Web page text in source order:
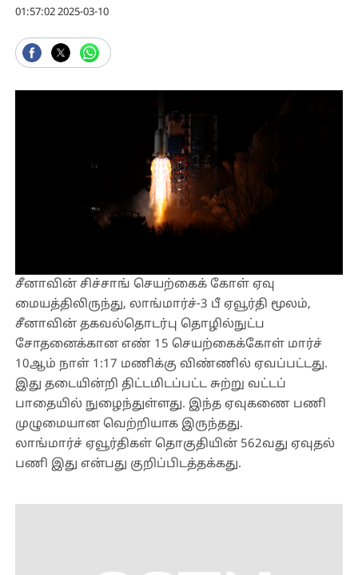
01:57:02 2025-03-10
சீனாவின் சிச்சாங் செயற்கைக் கோள் ஏவு
மையத்திலிருந்து, லாங்மார்ச்-3 பீ ஏவூர்தி மூலம்,
சீனாவின் தகவல்தொடர்பு தொழில்நுட்ப
சோதனைக்கான எண் 15 செயற்கைக்கோள் மார்ச்
10ஆம் நாள் 1:17 மணிக்கு விண்ணில் ஏவப்பட்டது.
இது தடையின்றி திட்டமிடப்பட்ட சுற்று வட்டப்
பாதையில் நுழைந்துள்ளது. இந்த ஏவுகணை பணி
முழுமையான வெற்றியாக இருந்தது.
லாங்மார்ச் ஏவூர்திகள் தொகுதியின் 562வது ஏவுதல்
பணி இது என்பது குறிப்பிடத்தக்கது.